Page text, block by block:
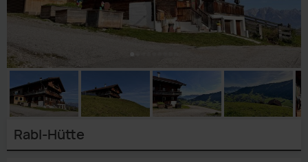
Rabl-Hütte